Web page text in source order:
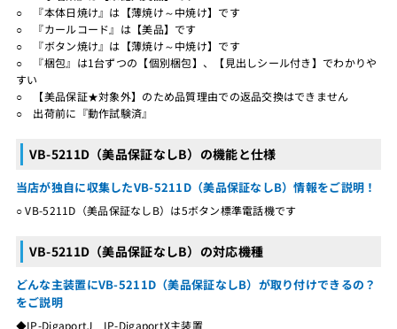
○ 『本体日焼け』は【薄焼け～中焼け】です
○ 『カールコード』は【美品】です
○ 『ボタン焼け』は【薄焼け～中焼け】です
○ 『梱包』は1台ずつの【個別梱包】、【見出しシール付き】でわかりや
すい
○ 【美品保証★対象外】のため品質理由での返品交換はできません
○ 出荷前に『動作試験済』
VB-5211D（美品保証なしB）の機能と仕様
当店が独自に収集したVB-5211D（美品保証なしB）情報をご説明！
○ VB-5211D（美品保証なしB）は5ボタン標準電話機です
VB-5211D（美品保証なしB）の対応機種
どんな主装置にVB-5211D（美品保証なしB）が取り付けできるの？
をご説明
◆IP-DigaportJ IP-DigaportX主装置